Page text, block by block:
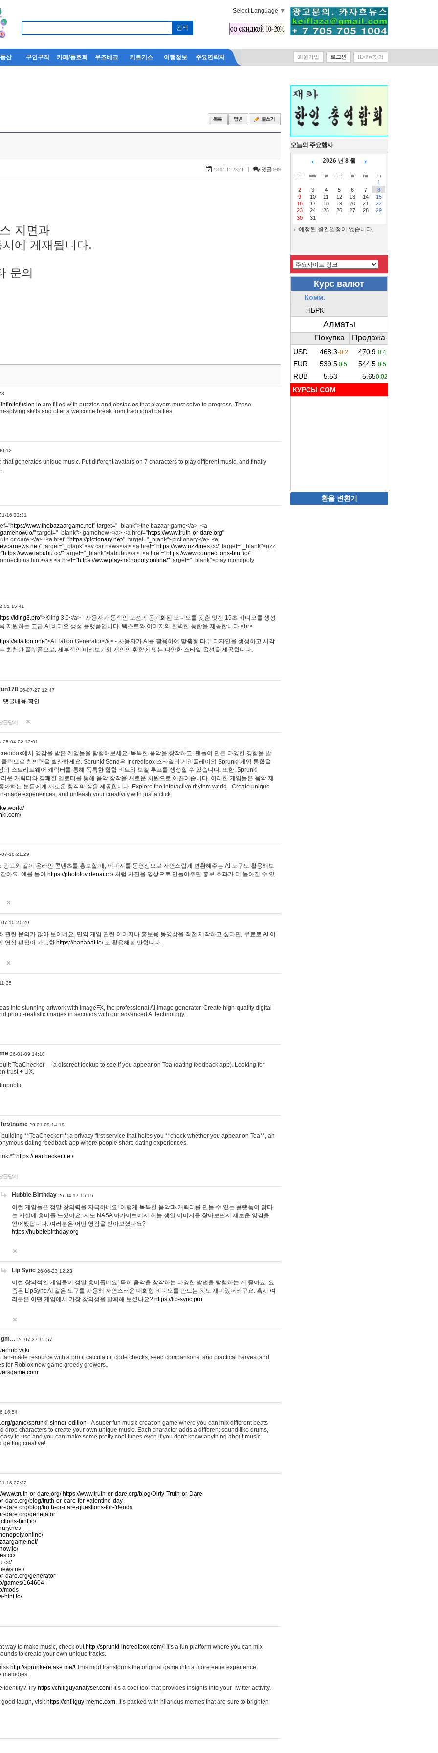
Select Language ▼
산 구인구직 카페/동호회 우즈베크 키르기스 여행정보 주요연락처 회원가입 로그인 ID/PW찾기
18-04-11 23:41 | 댓글 949
지면과
에 게재됩니다.
문의
are filled with puzzles and obstacles that players must solve to progress. These
solving skills and offer a welcome break from traditional battles.
that generates unique music. Put different avatars on 7 characters to play different music, and finally
16 22:31
https://www.thebazaargame.net" target="_blank">the bazaar game</a> <a
" target="_blank"> gamehow </a> <a href="https://www.truth-or-dare.org"
or dare </a> <a href="https://pictionary.net/" target="_blank">pictionary</a> <a
" target="_blank">ev car news</a> <a href="https://www.rizzlines.cc/" target="_blank">rizz
https://www.labubu.cc/" target="_blank">labubu</a> <a href="https://www.connections-hint.io/"
hint</a> <a href="https://www.play-monopoly.online/" target="_blank">play monopoly
01 15:41
kling3.pro">Kling 3.0</a> - 사용자가 동적인 모션과 동기화된 오디오를 갖춘 멋진 15초 비디오를 생성
지원하는 고급 AI 비디오 생성 플랫폼입니다. 텍스트와 이미지의 완벽한 통합을 제공합니다.<br>
aitattoo.one">AI Tattoo Generator</a> - 사용자가 AI를 활용하여 맞춤형 타투 디자인을 생성하고 시각
최첨단 플랫폼으로, 세부적인 미리보기와 개인의 취향에 맞는 다양한 스타일 옵션을 제공합니다.
26-07-27 12:47
댓글내용 확인
글달기
25-04-02 13:01
에서 영감을 받은 게임들을 탐험해보세요. 독특한 음악을 창작하고, 팬들이 만든 다양한 경험을 발
클릭으로 창의력을 발산하세요. Sprunki Song은 Incredibox 스타일의 게임플레이와 Sprunki 게임 통합을
의 스트리트웨어 캐릭터를 통해 독특한 힙합 비트와 보컬 루프를 생성할 수 있습니다. 또한, Sprunki
운 캐릭터와 경쾌한 멜로디를 통해 음악 창작을 새로운 차원으로 이끌어줍니다. 이러한 게임들은 음악 제
아하는 분들에게 새로운 창작의 장을 제공합니다. Explore the interactive rhythm world - Create unique
made experiences, and unleash your creativity with just a click.
07-10 21:29
광고와 같이 온라인 콘텐츠를 홍보할 때, 이미지를 동영상으로 자연스럽게 변환해주는 AI 도구도 활용해보
아요. 예를 들어 https://phototovideoai.co/처럼 사진을 영상으로 만들어주면 홍보 효과가 더 높아질 수 있
07-10 21:29
관련 문의가 많아 보이네요. 만약 게임 관련 이미지나 홍보용 동영상을 직접 제작하고 싶다면, 무료로 AI 이
영상 편집이 가능한 https://bananai.io/도 활용해볼 만합니다.
into stunning artwork with ImageFX, the professional AI image generator. Create high-quality digital
photo-realistic images in seconds with our advanced AI technology.
26-01-09 14:18
TeaChecker — a discreet lookup to see if you appear on Tea (dating feedback app). Looking for
trust + UX.
26-01-09 14:19
building **TeaChecker**: a privacy-first service that helps you **check whether you appear on Tea**, an
dating feedback app where people share dating experiences.
https://teachecker.net/
글달기
Hubble Birthday 26-04-17 15:15
이런 게임들은 정말 창의력을 자극하네요! 이렇게 독특한 음악과 캐릭터를 만들 수 있는 플랫폼이 많다
는 사실에 흥미를 느꼈어요. 저도 NASA 아카이브에서 허블 생일 이미지를 찾아보면서 새로운 영감을
얻어봤답니다. 여러분은 어떤 영감을 받아보셨나요?
https://hubblebirthday.org
Lip Sync 26-06-23 12:23
이런 창의적인 게임들이 정말 흥미롭네요! 특히 음악을 창작하는 다양한 방법을 탐험하는 게 좋아요. 요
즘은 LipSync AI 같은 도구를 사용해 자연스러운 대화형 비디오를 만드는 것도 재미있더라구요. 혹시 여
러분은 어떤 게임에서 가장 창의성을 발휘해 보셨나요? https://lip-sync.pro
26-07-27 12:57
made resource with a profit calculator, code checks, seed comparisons, and practical harvest and
Roblox new game greedy growers。
16:54
game/sprunki-sinner-edition - A super fun music creation game where you can mix different beats
drop characters to create your own unique music. Each character adds a different sound like drums,
to use and you can make some pretty cool tunes even if you don't know anything about music.
getting creative!
16 22:32
www.truth-or-dare.org/ https://www.truth-or-dare.org/blog/Dirty-Truth-or-Dare
dare.org/blog/truth-or-dare-for-valentine-day
dare.org/blog/truth-or-dare-questions-for-friends
dare.org/generator
hint.io/
dare.org/generator
games/164604
mods
hint.io/
way to make music, check out http://sprunki-incredibox.com/! It’s a fun platform where you can mix
to create your own unique tracks.
http://sprunki-retake.me/! This mod transforms the original game into a more eerie experience,
melodies.
identity? Try https://chillguyanalyser.com! It’s a cool tool that provides insights into your Twitter activity.
good laugh, visit https://chillguy-meme.com. It’s packed with hilarious memes that are sure to brighten
오늘의 주요행사
2026 년 8 월
1
2
3 4 5 6 7
8
9
10 11 12 13 14
15
16
17 18 19 20 21
22
23
24 25 26 27 28
29
30
31
예정된 월간일정이 없습니다.
КУРСЫ COM
환율 변환기